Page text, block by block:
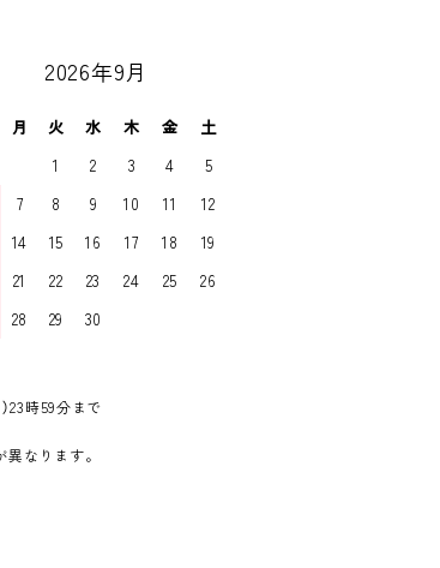
2026年9月
月 火 水 木 金
土
1
2 3 4
5
7 8 9 10 11
12
14 15 16 17 18
19
21 22 23 24 25
26
28 29 30
23時59分まで
なります。